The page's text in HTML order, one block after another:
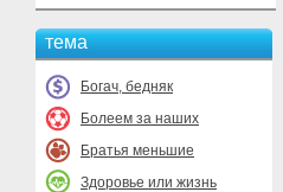
тема
Богач, бедняк
Болеем за наших
Братья меньшие
Здоровье или жизнь